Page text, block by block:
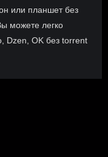
или планшет без
можете легко
Dzen, OK без torrent